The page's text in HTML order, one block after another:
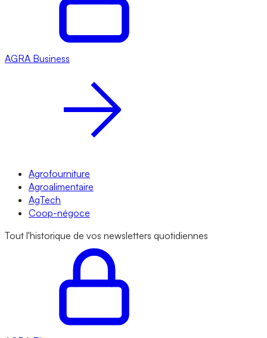
AGRA Business
Agrofourniture
Agroalimentaire
AgTech
Coop-négoce
Tout l'historique de vos newsletters quotidiennes